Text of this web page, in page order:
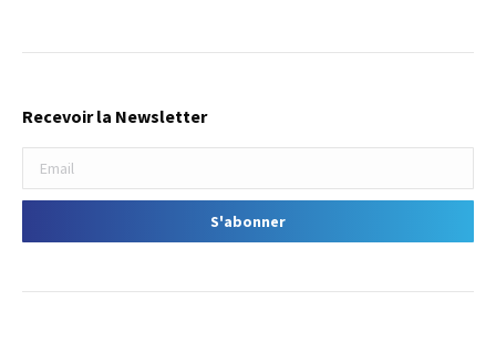
Recevoir la Newsletter